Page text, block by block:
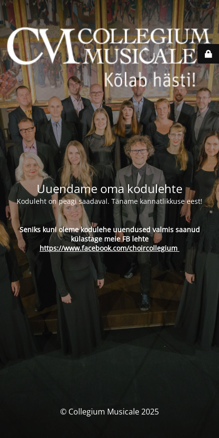
Uuendame oma kodulehte
Koduleht on peagi saadaval. Täname kannatlikkuse eest!
Seniks kuni oleme kodulehe uuendused valmis saanud
külastage meie FB lehte
https://www.facebook.com/choircollegium
© Collegium Musicale 2025